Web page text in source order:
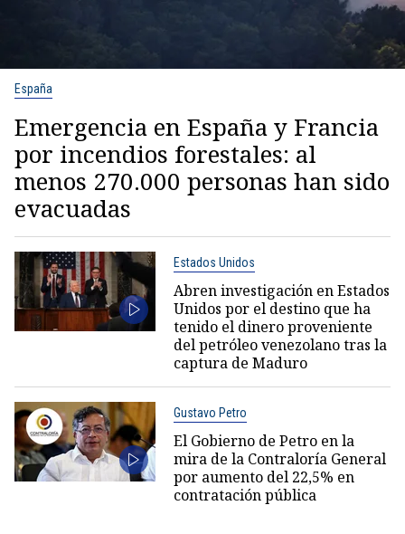
España
Emergencia en España y Francia
por incendios forestales: al
menos 270.000 personas han sido
evacuadas
Estados Unidos
Abren investigación en Estados
Unidos por el destino que ha
tenido el dinero proveniente
del petróleo venezolano tras la
captura de Maduro
Gustavo Petro
El Gobierno de Petro en la
mira de la Contraloría General
por aumento del 22,5% en
contratación pública